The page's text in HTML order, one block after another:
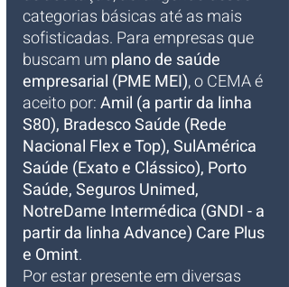
categorias básicas até as mais
sofisticadas. Para empresas que
buscam um plano de saúde
empresarial (PME MEI), o CEMA é
aceito por: Amil (a partir da linha
S80), Bradesco Saúde (Rede
Nacional Flex e Top), SulAmérica
Saúde (Exato e Clássico), Porto
Saúde, Seguros Unimed,
NotreDame Intermédica (GNDI - a
partir da linha Advance) Care Plus
e Omint.
Por estar presente em diversas